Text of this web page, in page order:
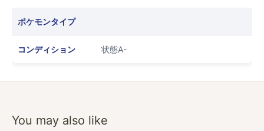
ポケモンタイプ
コンディション 状態A-
You may also like